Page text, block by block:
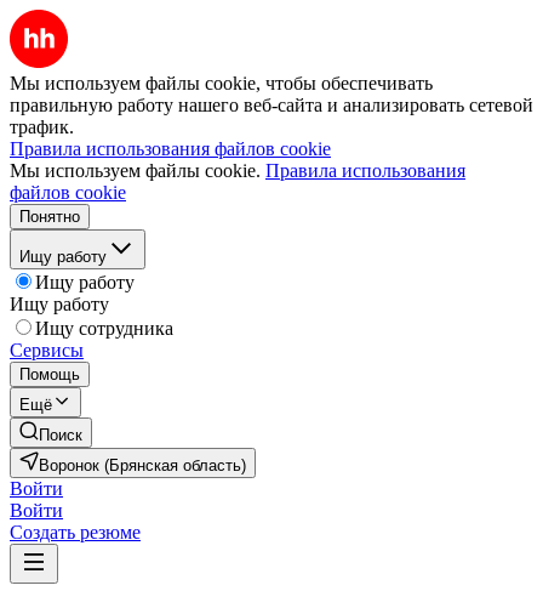
Мы используем файлы cookie, чтобы обеспечивать
правильную работу нашего веб-сайта и анализировать сетевой
трафик.
Правила использования файлов cookie
Мы используем файлы cookie. Правила использования
файлов cookie
Понятно
Ищу работу
Ищу работу
Ищу работу
Ищу сотрудника
Сервисы
Помощь
Ещё
Поиск
Воронок (Брянская область)
Войти
Войти
Создать резюме